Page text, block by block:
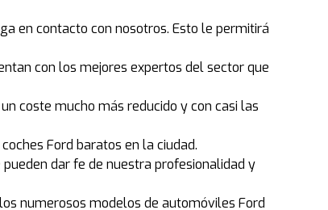
en contacto con nosotros. Esto le permitirá
con los mejores expertos del sector que
coste mucho más reducido y con casi las
Ford baratos en la ciudad.
dar fe de nuestra profesionalidad y
numerosos modelos de automóviles Ford